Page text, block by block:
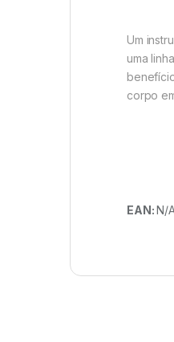
Um
uma
corpo
EAN:N/